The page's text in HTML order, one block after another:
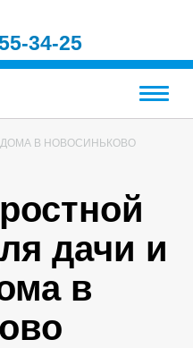
34-25
Меню
ДОМА В НОВОСИНЬКОВО
дачи и
в